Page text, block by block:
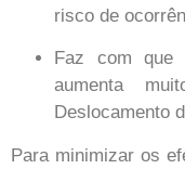
risco de
Faz com que
aumenta
Deslocamento
Para minimizar os